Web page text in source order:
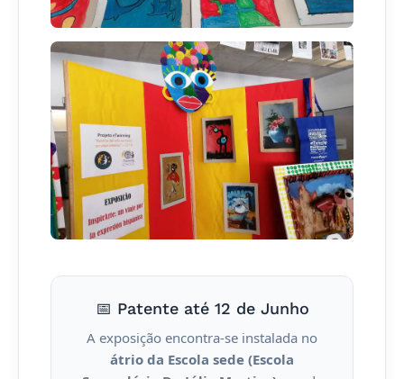
📅 Patente até 12 de Junho
A exposição encontra-se instalada no
átrio da Escola sede (Escola